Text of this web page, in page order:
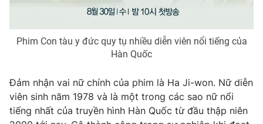
Thời báo VTV
Giấy phép hoạt động báo in và báo điện tử số 483/GP-BTTTT
cấp ngày 29/12/2023
Vũ Thanh Thủy
Nguyễn Trọng Ninh
Tổng đài VTV:024.38 355 931 - 024.38 355 932
Ðiện thoại Thời báo VTV: 024.66 897 897
Phim Con tàu y đức quy tụ nhiều diễn viên nổi tiếng của
Hàn Quốc
Đảm nhận vai nữ chính của phim là Ha Ji-won. Nữ diễn
viên sinh năm 1978 và là một trong các sao nữ nổi
tiếng nhất của truyền hình Hàn Quốc từ đầu thập niên